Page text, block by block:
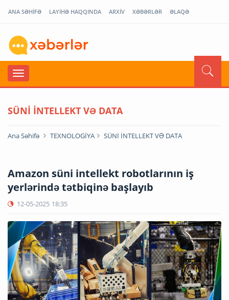
ANA SƏHİFƏ LAYİHƏ HAQQINDA ARXİV XƏBƏRLƏR ƏLAQƏ
SÜNİ İNTELLEKT VƏ DATA
Ana Səhifə TEXNOLOGİYA SÜNİ İNTELLEKT VƏ DATA
Amazon süni intellekt robotlarının iş
yerlərində tətbiqinə başlayıb
12-05-2025 18:35